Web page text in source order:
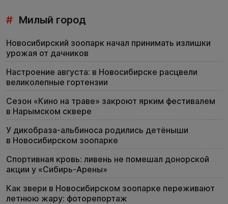
# Милый город
Новосибирский зоопарк начал принимать излишки
урожая от дачников
Настроение августа: в Новосибирске расцвели
великолепные гортензии
Сезон «Кино на траве» закроют ярким фестивалем
в Нарымском сквере
У дикобраза-альбиноса родились детёныши
в Новосибирском зоопарке
Спортивная кровь: ливень не помешал донорской
акции у «Сибирь-Арены»
Как звери в Новосибирском зоопарке переживают
летнюю жару: фоторепортаж